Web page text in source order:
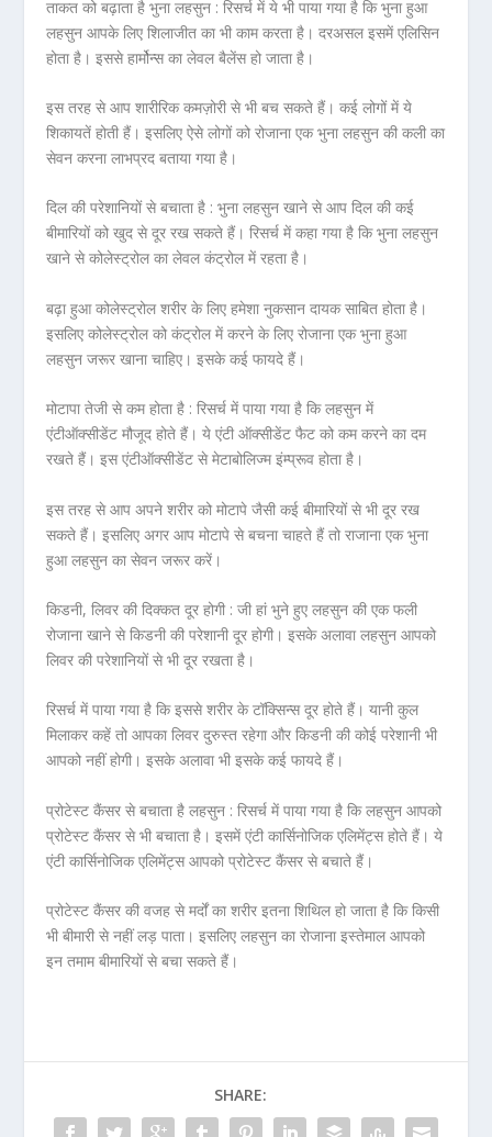
ताकत को बढ़ाता है भुना लहसुन : रिसर्च में ये भी पाया गया है कि भुना हुआ
लहसुन आपके लिए शिलाजीत का भी काम करता है। दरअसल इसमें एलिसिन
होता है। इससे हार्मोन्स का लेवल बैलेंस हो जाता है।
इस तरह से आप शारीरिक कमज़ोरी से भी बच सकते हैं। कई लोगों में ये
शिकायतें होती हैं। इसलिए ऐसे लोगों को रोजाना एक भुना लहसुन की कली का
सेवन करना लाभप्रद बताया गया है।
दिल की परेशानियों से बचाता है : भुना लहसुन खाने से आप दिल की कई
बीमारियों को खुद से दूर रख सकते हैं। रिसर्च में कहा गया है कि भुना लहसुन
खाने से कोलेस्ट्रोल का लेवल कंट्रोल में रहता है।
बढ़ा हुआ कोलेस्ट्रोल शरीर के लिए हमेशा नुकसान दायक साबित होता है।
इसलिए कोलेस्ट्रोल को कंट्रोल में करने के लिए रोजाना एक भुना हुआ
लहसुन जरूर खाना चाहिए। इसके कई फायदे हैं।
मोटापा तेजी से कम होता है : रिसर्च में पाया गया है कि लहसुन में
एंटीऑक्सीडेंट मौजूद होते हैं। ये एंटी ऑक्सीडेंट फैट को कम करने का दम
रखते हैं। इस एंटीऑक्सीडेंट से मेटाबोलिज्म इंम्प्रूव होता है।
इस तरह से आप अपने शरीर को मोटापे जैसी कई बीमारियों से भी दूर रख
सकते हैं। इसलिए अगर आप मोटापे से बचना चाहते हैं तो राजाना एक भुना
हुआ लहसुन का सेवन जरूर करें।
किडनी, लिवर की दिक्कत दूर होगी :जी हां भुने हुए लहसुन की एक फली
रोजाना खाने से किडनी की परेशानी दूर होगी। इसके अलावा लहसुन आपको
लिवर की परेशानियों से भी दूर रखता है।
रिसर्च में पाया गया है कि इससे शरीर के टॉक्सिन्स दूर होते हैं। यानी कुल
मिलाकर कहें तो आपका लिवर दुरुस्त रहेगा और किडनी की कोई परेशानी भी
आपको नहीं होगी। इसके अलावा भी इसके कई फायदे हैं।
प्रोटेस्ट कैंसर से बचाता है लहसुन :रिसर्च में पाया गया है कि लहसुन आपको
प्रोटेस्ट कैंसर से भी बचाता है। इसमें एंटी कार्सिनोजिक एलिमेंट्स होते हैं। ये
एंटी कार्सिनोजिक एलिमेंट्स आपको प्रोटेस्ट कैंसर से बचाते हैं।
प्रोटेस्ट कैंसर की वजह से मर्दों का शरीर इतना शिथिल हो जाता है कि किसी
भी बीमारी से नहीं लड़ पाता। इसलिए लहसुन का रोजाना इस्तेमाल आपको
इन तमाम बीमारियों से बचा सकते हैं।
SHARE: